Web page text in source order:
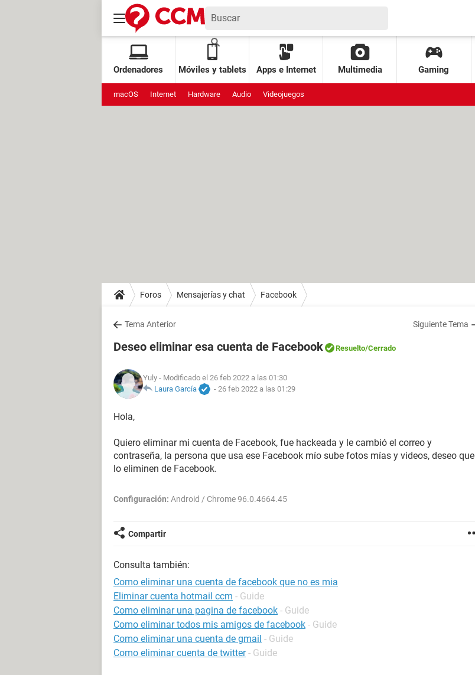
Ordenadores Móviles y tablets Apps e Internet Multimedia Gaming
macOS Internet Hardware Audio Videojuegos
Foros Mensajerías y chat Facebook
Tema Anterior Siguiente Tema
Deseo eliminar esa cuenta de Facebook Resuelto/Cerrado
Yuly - Modificado el 26 feb 2022 a las 01:30
Laura García
- 26 feb 2022 a las 01:29
Hola,
Quiero eliminar mi cuenta de Facebook, fue hackeada y le cambió el correo y
contraseña, la persona que usa ese Facebook mío sube fotos mías y videos, deseo que
lo eliminen de Facebook.
Configuración: Android / Chrome 96.0.4664.45
Compartir
Consulta también:
Como eliminar una cuenta de facebook que no es mia
Eliminar cuenta hotmail ccm - Guide
Como eliminar una pagina de facebook - Guide
Como eliminar todos mis amigos de facebook - Guide
Como eliminar una cuenta de gmail - Guide
Como eliminar cuenta de twitter - Guide